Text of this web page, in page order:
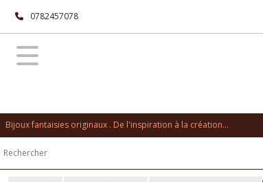
0782457078
Bijoux fantaisies originaux . De l'inspiration à la création...